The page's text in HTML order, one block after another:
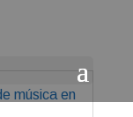
música en